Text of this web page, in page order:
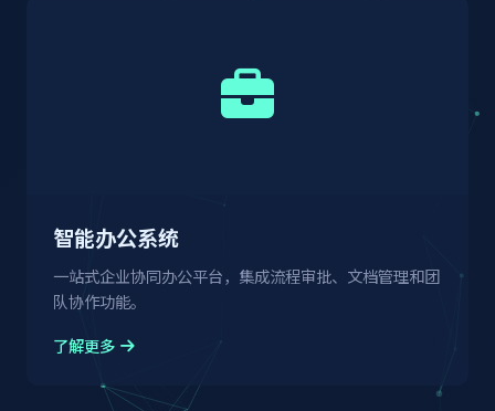
智能办公系统
一站式企业协同办公平台，集成流程审批、文档管理和团
队协作功能。
了解更多